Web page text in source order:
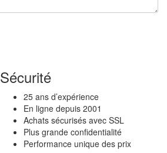
Sécurité
25 ans d’expérience
En ligne depuis 2001
Achats sécurisés avec SSL
Plus grande confidentialité
Performance unique des prix